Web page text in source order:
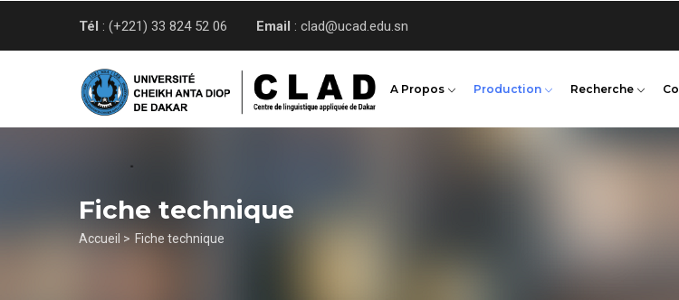
Tél : (+221) 33 824 52 06 Email : clad@ucad.edu.sn
A Propos Production Recherche
Fiche technique
Fil
Accueil > Fiche technique